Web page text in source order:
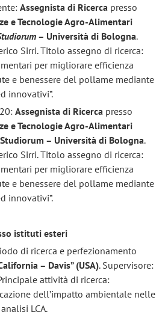
Assegnista di Ricerca presso
e Tecnologie Agro-Alimentari
– Università di Bologna.
Sirri. Titolo assegno di ricerca:
per migliorare efficienza
e benessere del pollame mediante
innovativi”.
Assegnista di Ricerca presso
e Tecnologie Agro-Alimentari
– Università di Bologna.
Sirri. Titolo assegno di ricerca:
per migliorare efficienza
e benessere del pollame mediante
innovativi”.
istituti esteri
di ricerca e perfezionamento
– Davis” (USA). Supervisore:
attività di ricerca:
dell’impatto ambientale nelle
LCA.